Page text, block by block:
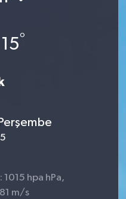
15°
1015 hpa hPa,
m/s